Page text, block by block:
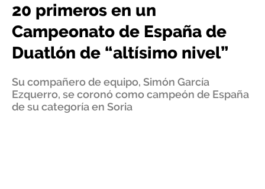
20 primeros en un
Campeonato de España de
Duatlón de “altísimo nivel”
Su compañero de equipo, Simón García
Ezquerro, se coronó como campeón de España
de su categoría en Soria